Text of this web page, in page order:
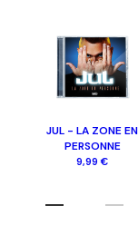
JUL - LA ZONE EN
PERSONNE
9,99 €